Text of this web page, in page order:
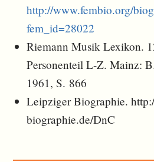
http://www.fembio.org/
fem_id=28022
Riemann Musik Lexikon.
Personenteil L-Z. Mainz:
1961, S. 866
Leipziger Biographie.
biographie.de/DnC